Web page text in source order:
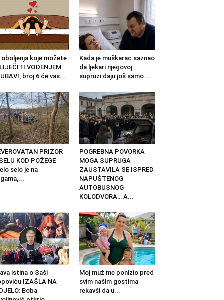
oboljenja koje možete
VOĐENJEM
broj 6 će vas...
Kada je muškarac saznao
da ljekari njegovoj
supruzi daju još samo...
PRIZOR
KOD POŽEGE
selo je na
POGREBNA POVORKA
MOGA SUPRUGA
ZAUSTAVILA SE ISPRED
NAPUŠTENOG
AUTOBUSNOG
KOLODVORA… A...
istina o Saši
IZAŠLA NA
Boba
Moj muž me ponizio pred
svim našim gostima
rekavši da u...